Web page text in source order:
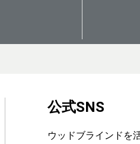
公式SNS
ウッドブラインドを